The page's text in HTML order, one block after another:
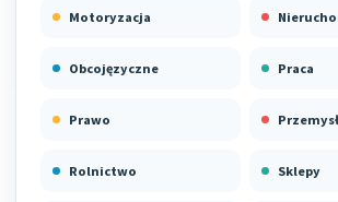
Motoryzacja
Obcojęzyczne Praca
Prawo Przemysł
Rolnictwo Sklepy